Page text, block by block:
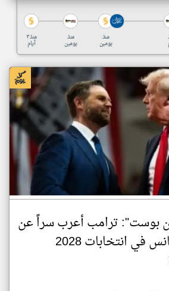
منذ ٣
أيام
منذ
يومين
منذ
يومين
بوست": ترامب أعرب سراً عن
دعمه لفانس في انتخابات 2028